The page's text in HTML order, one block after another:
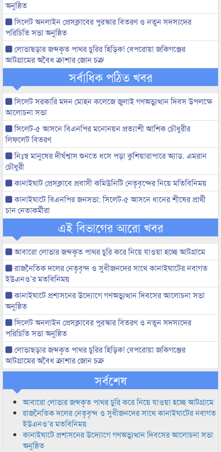
অনুষ্ঠিত
সিলেট অনলাইন প্রেসক্লাবের পুরস্কার বিতরণ ও নতুন সদস্যদের
পরিচিতি সভা অনুষ্ঠিত
লোভাছড়ার জব্দকৃত পাথর চুরির হিড়িক! বেপরোয়া জকিগঞ্জের
আটগ্রামের অবৈধ ক্রাশার জোন চক্র
সর্বাধিক পঠিত খবর
সিলেট সরকারি মদন মোহন কলেজে জুলাই গণঅভ্যুত্থান দিবস উপলক্ষে
আলোচনা সভা
সিলেট-৫ আসনে বিএনপির মনোনয়ন প্রত্যাশী আশিক চৌধুরীর
লিফলেট বিতরণ
নিঃস্ব মানুষের দীর্ঘশ্বাস শুনতে ধসে পড়া কুশিয়ারাপারে অ্যাড. এমরান
চৌধুরী
কানাইঘাট প্রেসক্লাবে প্রবাসী কমিউনিটি নেতৃবৃন্দের নিয়ে মতিবিনিময়
কানাইঘাটে বিএনপির জনসভা: সিলেট-৫ আসনে ধানের শীষের প্রার্থী
চান নেতাকর্মীরা
এই বিভাগের আরো খবর
আবারো লোভার জব্দকৃত পাথর চুরি করে নিয়ে যাওয়া হচ্ছে আটগ্রামে
রাজনৈতিক দলের নেতৃবৃন্দ ও সুধীজনদের সাথে কানাইঘাটের নবাগত
ইউএনও’র মতবিনিময়
কানাইঘাটে প্রশাসনের উদ্যোগে গণঅভ্যুত্থান দিবসের আলোচনা সভা
অনুষ্ঠিত
সিলেট অনলাইন প্রেসক্লাবের পুরস্কার বিতরণ ও নতুন সদস্যদের
পরিচিতি সভা অনুষ্ঠিত
লোভাছড়ার জব্দকৃত পাথর চুরির হিড়িক! বেপরোয়া জকিগঞ্জের
আটগ্রামের অবৈধ ক্রাশার জোন চক্র
সর্বশেষ
আবারো লোভার জব্দকৃত পাথর চুরি করে নিয়ে যাওয়া হচ্ছে আটগ্রামে
রাজনৈতিক দলের নেতৃবৃন্দ ও সুধীজনদের সাথে কানাইঘাটের নবাগত
ইউএনও’র মতবিনিময়
কানাইঘাটে প্রশাসনের উদ্যোগে গণঅভ্যুত্থান দিবসের আলোচনা সভা
অনুষ্ঠিত